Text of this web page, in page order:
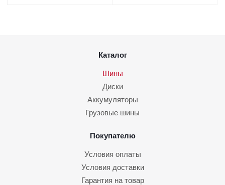
Каталог
Шины
Диски
Аккумуляторы
Грузовые шины
Покупателю
Условия оплаты
Условия доставки
Гарантия на товар